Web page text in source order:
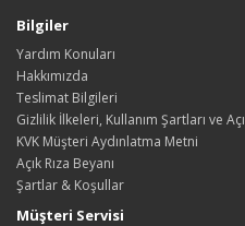
Bilgiler
Yardım Konuları
Hakkımızda
Teslimat Bilgileri
Gizlilik İlkeleri, Kullanım Şartları ve
KVK Müşteri Aydınlatma Metni
Açık Rıza Beyanı
Şartlar & Koşullar
Müşteri Servisi